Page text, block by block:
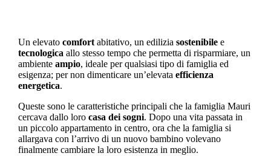
Un elevato comfort abitativo, un edilizia sostenibile e
tecnologica allo stesso tempo che permetta di risparmiare, un
ambiente ampio, ideale per qualsiasi tipo di famiglia ed
esigenza; per non dimenticare un’elevata efficienza
energetica.
Queste sono le caratteristiche principali che la famiglia Mauri
cercava dallo loro casa dei sogni. Dopo una vita passata in
un piccolo appartamento in centro, ora che la famiglia si
allargava con l’arrivo di un nuovo bambino volevano
finalmente cambiare la loro esistenza in meglio.